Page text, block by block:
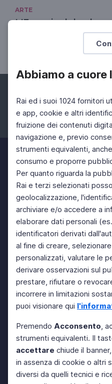
Abbiamo a cuore
Rai ed i suoi 1024 fornitori
e app, cookie e altri
fruizione dei contenuti
navigazione e, previo
strumenti equivalenti,
consumo e proporre
Per quanto riguarda la
Rai e terzi selezionati
geolocalizzazione,
archiviare e/o accedere a
elaborare dati personali
identificatori derivati
al fine di creare,
personalizzati, valutare le
derivare osservazioni sul
prestare, rifiutare o
incorrere in limitazioni
puoi visionare qui
Premendo Acconsento,
strumenti equivalenti. Il
accettare chiude il
in assenza di cookie o altri
diversi da quelli tecnici e
ARTE
L'Energia del colore
Una mostra al Polo
Facebook